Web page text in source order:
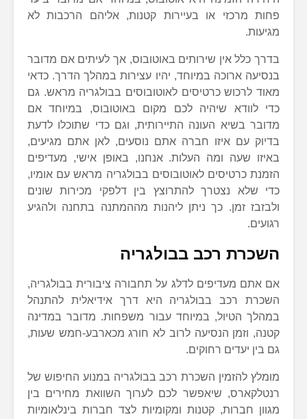
פחות מרכזי או בעיירות קטנות, אליהם הרכבות לא
מגיעות.
בדרך כלל אין שירותים באוטובוס, אך לעיתים אם מדובר
בנסיעה ארוכה במיוחד, יהיו עצירות במהלך הדרך. כדאי
מאוד לרכוש כרטיסים לאוטובוסים בבולגריה מראש. גם
כדי לוודא שיהיה לכם מקום באוטובוס, במיוחד אם
מדובר בשיא העונה התיירותית, וגם כדי שתוכלו לדעת
בדיוק עם איזו חברה אתם נוסעים, לאן אתם מגיעים,
באיזו שעה ומה העלות. אנחנו, באופן אישי, מעדיפים
הזמנת כרטיסים לאוטובוסים בבולגריה מראש עם אומיו,
כדי שלא נצטרך להתרוצץ בין דלפקי מכירות שונים
ולבזבז זמן. כך ניתן ליהנות מההמתנה בתחנה ולהגיע
רגועים.
השכרת רכב בבולגריה
אם אתם מעדיפים לדלג על תחבורה ציבורית בבולגריה,
השכרת רכב בבולגריה היא דרך אידיאלית להתנהל
במהלך הטיול, במיוחד עבור משפחות. מדובר במדינה
קטנה, וזמן הנסיעה לרוב לא חורג מכארבע-חמש שעות,
גם בין יעדים רחוקים.
מומלץ להזמין השכרת רכב בבולגריה במנוע החיפוש של
רנטלקארס, שיאפשר לכם לערוך השוואת מחירים בין
מגוון חברות, קטנות ומקומיות לצד חברות בינלאומיות